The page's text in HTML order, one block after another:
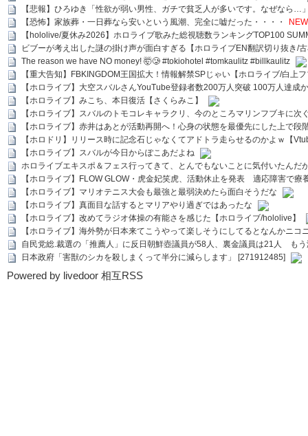
【悲報】ひろゆき「性欲が弱い男性、ガチで貧乏人が多いです。なぜなら…
【恐怖】家族葬・一日葬なら安いという風潮、完全に嘘だった・・・・
【hololive/夏休み2026】ホロライブ歌みた総視聴数ランキングTOP100
ビブーが考え出した謎の掛け声が面白すぎる【ホロライブEN翻訳切り抜き/
The reason we have NO money! 🤯🥲 #tokiohotel #tomkaulitz #billkaulitz
【重大告知】FBKINGDOM王国拡大！情報解禁SPじゃい【ホロライブ/白上
【ホロライブ】大空スバルさんYouTube登録者数200万人突破 100万人達成
【ホロライブ】みこち、本日復活【さくらみこ】
【ホロライブ】スバルのトモコレキャラクリ、今のところマリンフブキに
【ホロライブ】赤井はあとが活動再開へ！心身の状態を最優先にした上で段
【ホロドリ】リリース時に記念石じゃなくてアドトラ走らせるのかよｗ【
【ホロライブ】スバルが今日からぽこあだよね
ホロライブエキスポ＆フェス行ってきて、とんでもないことに気付いたんだ
【ホロライブ】FLOW GLOW・虎金妃笑虎、活動休止を発表 適応障害で療
【ホロライブ】マリオテニス大会も最強と最弱決めたら面白そうだな
【ホロライブ】真面目な話するとマリアやり過ぎではあったな
【ホロライブ】改めてラジオ体操の有能さを感じた【ホロライブ/hololive】
【ホロライブ】海外勢が日本来てこうやって楽しそうにしてるとなんかニコ
自民党総.裁選の「推薦人」に反日朝鮮壺議員が58人、裏金議員は21人 も
日本政府「害獣のシカを殺しまくって半分に減らします」 [271912485]
Powered by livedoor 相互RSS